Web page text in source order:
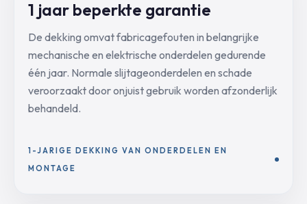
1 jaar beperkte garantie
De dekking omvat fabricagefouten in belangrijke
mechanische en elektrische onderdelen gedurende
één jaar. Normale slijtageonderdelen en schade
veroorzaakt door onjuist gebruik worden afzonderlijk
behandeld.
1-JARIGE DEKKING VAN ONDERDELEN EN
MONTAGE